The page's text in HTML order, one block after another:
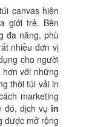
canvas hiện
giới trẻ. Bên
đa năng, phù
nhiều đơn vị
cho người
với những
thời túi vải in
marketing
đó, dịch vụ in
được mở rộng